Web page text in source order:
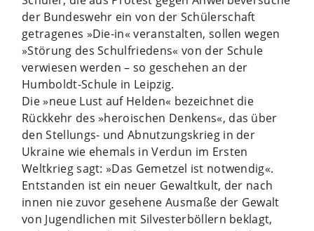
der Bundeswehr ein von der Schülerschaft
getragenes »Die-in« veranstalten, sollen wegen
»Störung des Schulfriedens« von der Schule
verwiesen werden – so geschehen an der
Humboldt-Schule in Leipzig.
Die »neue Lust auf Helden« bezeichnet die
Rückkehr des »heroischen Denkens«, das über
den Stellungs- und Abnutzungskrieg in der
Ukraine wie ehemals in Verdun im Ersten
Weltkrieg sagt: »Das Gemetzel ist notwendig«.
Entstanden ist ein neuer Gewaltkult, der nach
innen nie zuvor gesehene Ausmaße der Gewalt
von Jugendlichen mit Silvesterböllern beklagt,